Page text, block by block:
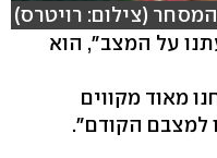
(צילום: רויטרס)
על המצב", הוא
מאוד מקווים
למצבם הקודם".